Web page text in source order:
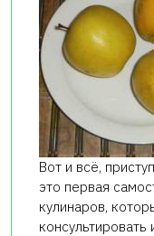
Вот и всё,
это первая
кулинаров,
консультировать